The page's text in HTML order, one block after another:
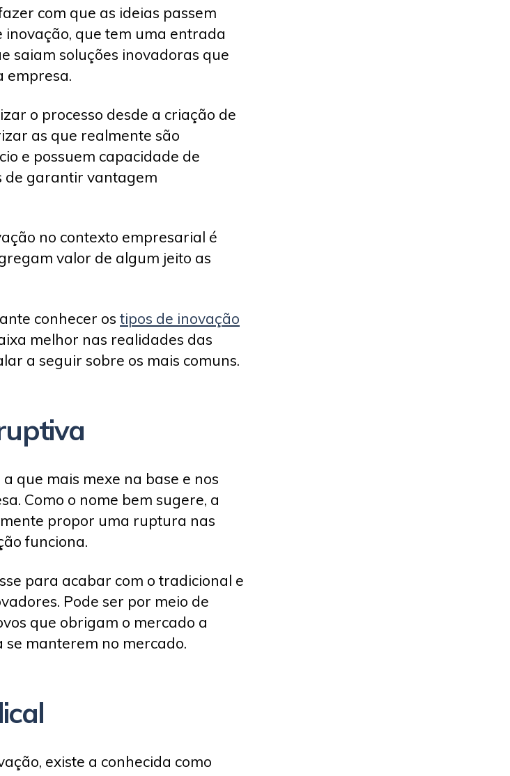
com que as ideias passem
inovação, que tem uma entrada
saiam soluções inovadoras que
empresa.
o processo desde a criação de
as que realmente são
e possuem capacidade de
de garantir vantagem
no contexto empresarial é
valor de algum jeito as
conhecer os tipos de inovação
melhor nas realidades das
a seguir sobre os mais comuns.
que mais mexe na base e nos
Como o nome bem sugere, a
propor uma ruptura nas
funciona.
para acabar com o tradicional e
Pode ser por meio de
que obrigam o mercado a
manterem no mercado.
existe a conhecida como